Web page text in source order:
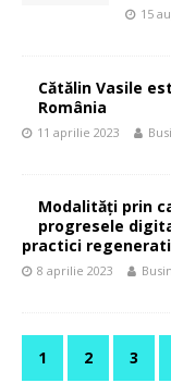
15
Cătălin Vasile
România
11 aprilie 2023
Modalități prin
progresele
practici
8 aprilie 2023
1 2 3